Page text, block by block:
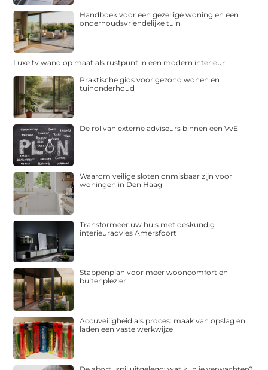
Handboek voor een gezellige woning en een
onderhoudsvriendelijke tuin
Luxe tv wand op maat als rustpunt in een modern interieur
Praktische gids voor gezond wonen en
tuinonderhoud
De rol van externe adviseurs binnen een VvE
Waarom veilige sloten onmisbaar zijn voor
woningen in Den Haag
Transformeer uw huis met deskundig
interieuradvies Amersfoort
Stappenplan voor meer wooncomfort en
buitenplezier
Accuveiligheid als proces: maak van opslag en
laden een vaste werkwijze